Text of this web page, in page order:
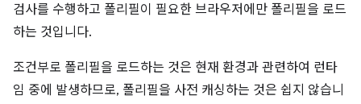
검사를 수행하고 폴리필이 필요한 브라우저에만 폴리필을 로드
하는 것입니다.
조건부로 폴리필을 로드하는 것은 현재 환경과 관련하여 런타
임 중에 발생하므로, 폴리필을 사전 캐싱하는 것은 쉽지 않습니